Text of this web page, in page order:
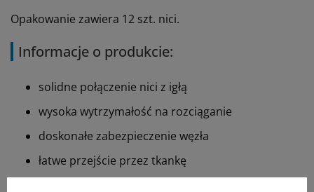
Opakowanie zawiera 12 szt. nici.
Informacje o produkcie:
solidne połączenie nici z igłą
wysoka wytrzymałość na rozciąganie
doskonałe zabezpieczenie węzła
łatwe przejście przez tkankę